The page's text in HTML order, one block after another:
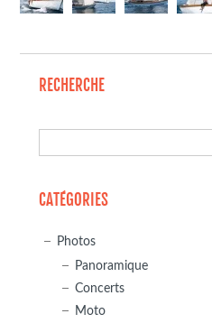
RECHERCHE
CATÉGORIES
Photos
Panoramique
Concerts
Moto